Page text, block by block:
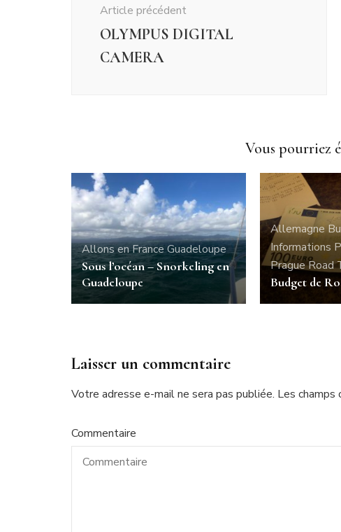
Article précédent
OLYMPUS DIGITAL
CAMERA
Vous pourriez
Allons en FranceGuadeloupe
Sous l’océan – Snorkeling en
Guadeloupe
Allemagne
Informations
PragueRoad
Budget de
Laisser un commentaire
Votre adresse e-mail ne sera pas publiée. Les champs
Commentaire